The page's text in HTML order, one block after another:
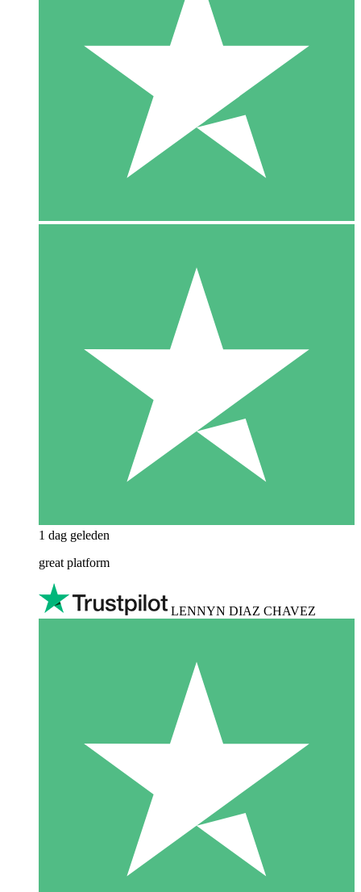
1 dag geleden
great platform
LENNYN DIAZ CHAVEZ